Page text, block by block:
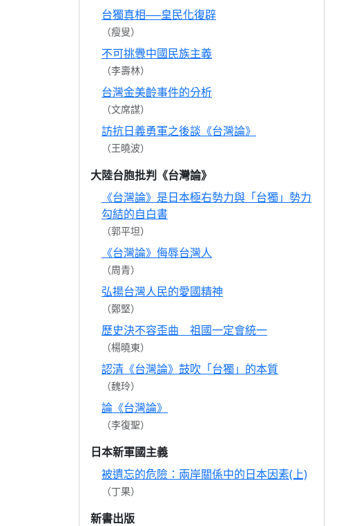
台獨真相──皇民化復辟
（瘦叟）
不可挑釁中國民族主義
（李壽林）
台灣金美齡事件的分析
（文席謀）
訪抗日義勇軍之後談《台灣論》
（王曉波）
大陸台胞批判《台灣論》
《台灣論》是日本極右勢力與「台獨」勢力
勾結的自白書
（郭平坦）
《台灣論》侮辱台灣人
（周青）
弘揚台灣人民的愛國精神
（鄭堅）
歷史決不容歪曲 祖國一定會統一
（楊曉東）
認清《台灣論》鼓吹「台獨」的本質
（魏玲）
論《台灣論》
（李復聖）
日本新軍國主義
被遺忘的危險：兩岸關係中的日本因素(上)
（丁果）
新書出版